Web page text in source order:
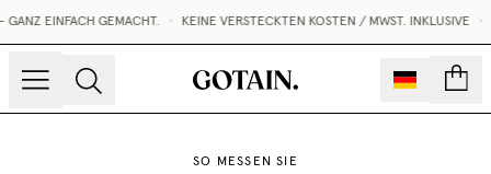
EINFACH GEMACHT. KEINE VERSTECKTEN KOSTEN / MWST. INKLUSIVE
SO MESSEN SIE